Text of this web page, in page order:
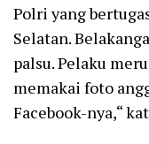
Polri yang
Selatan.
palsu. Pelaku
memakai foto
Facebook-nya,“